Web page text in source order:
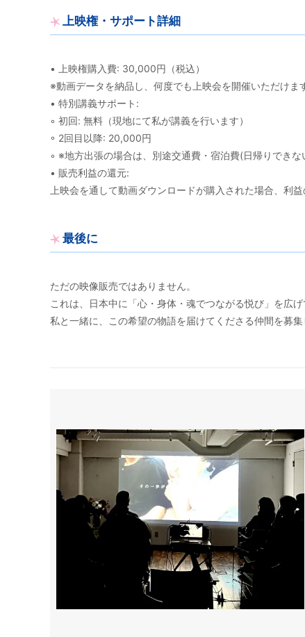
上映権・サポート詳細
• 上映権購入費: 30,000円（税込）
※動画データを納品し、何度でも上映会を開催いただけま
• 特別講義サポート:
◦ 初回: 無料（現地にて私が講義を行います）
◦ 2回目以降: 20,000円
◦ ※地方出張の場合は、別途交通費・宿泊費(日帰りできな
• 販売利益の還元:
上映会を通して動画ダウンロードが購入された場合、利
最後に
ただの映像販売ではありません。
これは、日本中に「心・身体・魂でつながる悦び」を広げ
私と一緒に、この希望の物語を届けてくださる仲間を募集